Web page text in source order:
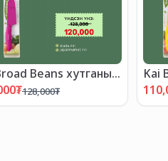
Beans хутганы
БАГЦ-2"
₮128,000₮
Kai